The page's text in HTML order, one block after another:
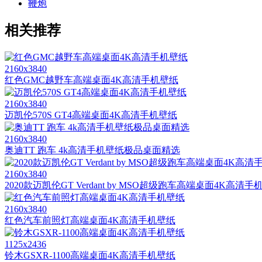
鞭炮
相关推荐
2160x3840
红色GMC越野车高端桌面4K高清手机壁纸
2160x3840
迈凯伦570S GT4高端桌面4K高清手机壁纸
2160x3840
奥迪TT 跑车 4k高清手机壁纸极品桌面精选
2160x3840
2020款迈凯伦GT Verdant by MSO超级跑车高端桌面4K高清手
2160x3840
红色汽车前照灯高端桌面4K高清手机壁纸
1125x2436
铃木GSXR-1100高端桌面4K高清手机壁纸